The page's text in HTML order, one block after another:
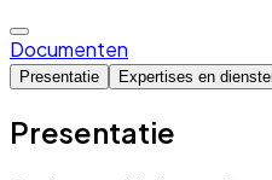
Documenten
Presentatie Expertises en
Presentatie